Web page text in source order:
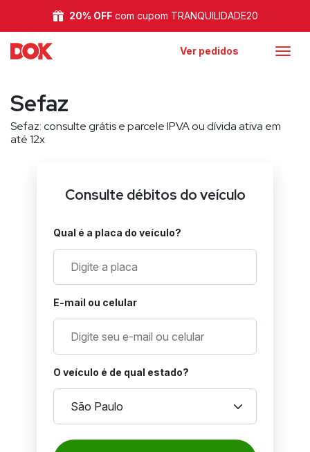
20% OFFcom cupom TRANQUILIDADE20
Ver pedidos
Sefaz
Sefaz: consulte grátis e parcele IPVA ou dívida ativa em
até 12x
Consulte débitos do veículo
Qual é a placa do veículo?
E-mail ou celular
O veículo é de qual estado?
São Paulo keyboard_arrow_down